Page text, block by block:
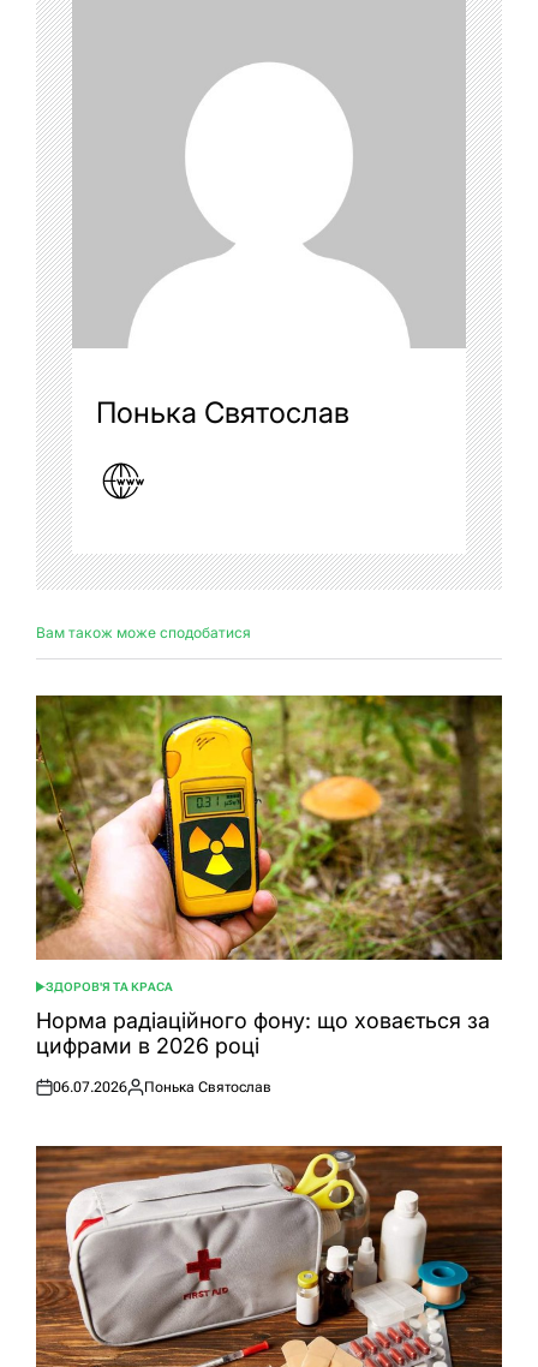
Понька Святослав
Вам також може сподобатися
ОПУБЛІКУВАТИ
У
ЗДОРОВ'Я ТА КРАСА
Норма радіаційного фону: що ховається за
цифрами в 2026 році
Оприлюднено
06.07.2026
Опубліковано
Понька Святослав